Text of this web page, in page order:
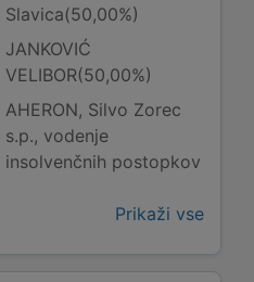
Slavica(50,00%)
JANKOVIĆ
VELIBOR(50,00%)
AHERON, Silvo Zorec
s.p., vodenje
insolvenčnih postopkov
Prikaži vse